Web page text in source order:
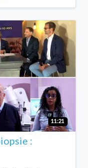
11:21
: